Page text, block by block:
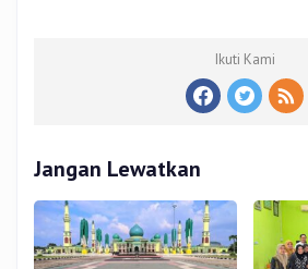
Ikuti Kami
Jangan Lewatkan